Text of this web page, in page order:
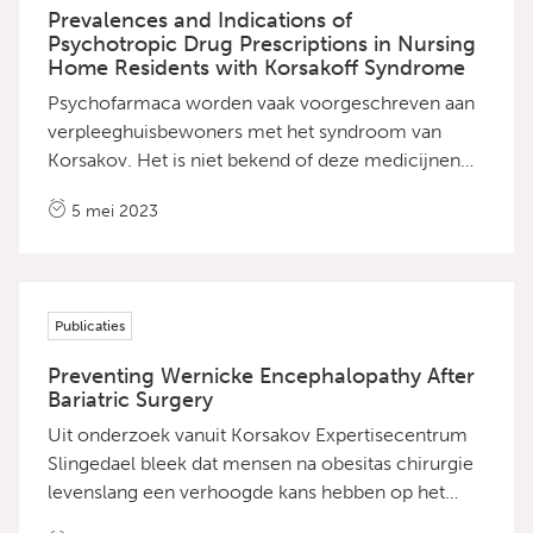
Prevalences and Indications of
Psychotropic Drug Prescriptions in Nursing
Home Residents with Korsakoff Syndrome
Psychofarmaca worden vaak voorgeschreven aan
verpleeghuisbewoners met het syndroom van
Korsakov. Het is niet bekend of deze medicijnen
worden voorgeschreven, bijvoorbeeld om
van psychofarmacavoorschriften van 285
medicatieschema's en vragenlijsten. De
belangrijkste uitkomst van dit onderzoek was dat
psychofarmaca niet alleen worden
voorgeschreven voor de behandeling van
psychiatrische ziektebeelden maar vaak ook voor
5 mei 2023
Publicaties
Preventing Wernicke Encephalopathy After
Bariatric Surgery
Uit onderzoek vanuit Korsakov Expertisecentrum
Slingedael bleek dat mensen na obesitas chirurgie
levenslang een verhoogde kans hebben op het